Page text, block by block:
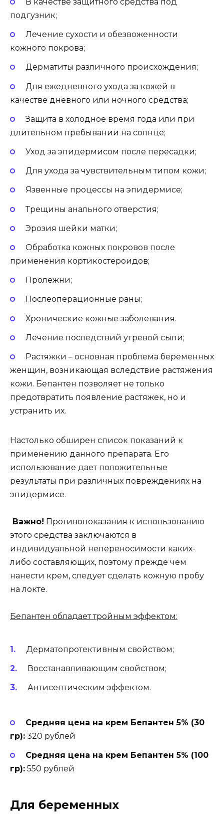
подгузник;
Лечение сухости и обезвоженности
кожного покрова;
Дерматиты различного происхождения;
Для ежедневного ухода за кожей в
качестве дневного или ночного средства;
Защита в холодное время года или при
длительном пребывании на солнце;
Уход за эпидермисом после пересадки;
Для ухода за чувствительным типом кожи;
Язвенные процессы на эпидермисе;
Трещины анального отверстия;
Эрозия шейки матки;
Обработка кожных покровов после
применения кортикостероидов;
Пролежни;
Послеоперационные раны;
Хронические кожные заболевания.
Лечение последствий угревой сыпи;
Растяжки – основная проблема беременных
женщин, возникающая вследствие растяжения
кожи. Бепантен позволяет не только
предотвратить появление растяжек, но и
устранить их.
Настолько обширен список показаний к
применению данного препарата. Его
использование дает положительные
результаты при различных повреждениях на
эпидермисе.
Важно! Противопоказания к использованию
этого средства заключаются в
индивидуальной непереносимости каких-
либо составляющих, поэтому прежде чем
нанести крем, следует сделать кожную пробу
на локте.
Бепантен обладает тройным эффектом:
Дерматопротективным свойством;
Восстанавливающим свойством;
Антисептическим эффектом.
Средняя цена на крем Бепантен 5% (30
гр): 320 рублей
Средняя цена на крем Бепантен 5% (100
гр): 550 рублей
Для беременных